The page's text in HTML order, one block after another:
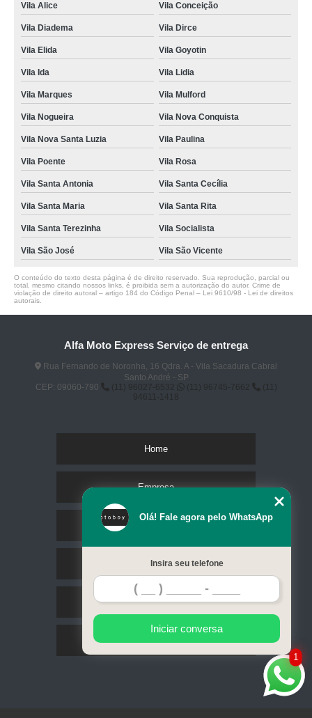
Vila Alice Vila Conceição
Vila Diadema Vila Dirce
Vila Elida Vila Goyotin
Vila Ida Vila Lidia
Vila Marques Vila Mulford
Vila Nogueira Vila Nova Conquista
Vila Nova Santa Luzia Vila Paulina
Vila Poente Vila Rosa
Vila Santa Antonia Vila Santa Cecília
Vila Santa Maria Vila Santa Rita
Vila Santa Terezinha Vila Socialista
Vila São José Vila São Vicente
O conteúdo do texto desta página é de direito reservado. Sua reprodução, parcial ou
total, mesmo citando nossos links, é proibida sem a autorização do autor. Crime de
violação de direito autoral – artigo 184 do Código Penal – Lei 9610/98 - Lei de direitos
autorais
Alfa Moto Express Serviço de entrega
Rua Fernando de Noronha, 16 Qdra. A - Vila Sacadura Cabral
Santo André - SP
CEP: 09060-790
(11) 96027-6532 (11) 96745-7662
(11)
94611-1418
Home
Empresa
Serviços
Contato
Mapa do site
1
Olá! Fale agora pelo WhatsApp
Insira seu telefone
Iniciar conversa